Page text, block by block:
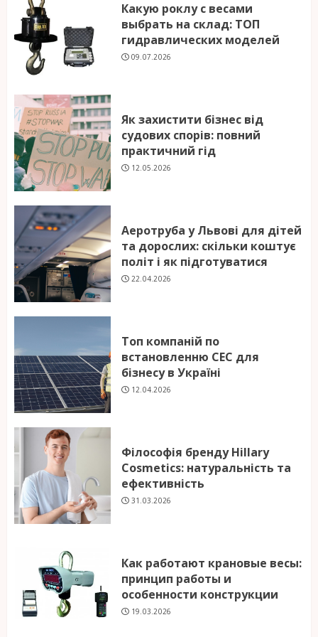
Какую роклу с весами
выбрать на склад: ТОП
гидравлических моделей
09.07.2026
Як захистити бізнес від
судових спорів: повний
практичний гід
12.05.2026
Аеротруба у Львові для дітей
та дорослих: скільки коштує
політ і як підготуватися
22.04.2026
Топ компаній по
встановленню СЕС для
бізнесу в Україні
12.04.2026
Філософія бренду Hillary
Cosmetics: натуральність та
ефективність
31.03.2026
Как работают крановые весы:
принцип работы и
особенности конструкции
19.03.2026